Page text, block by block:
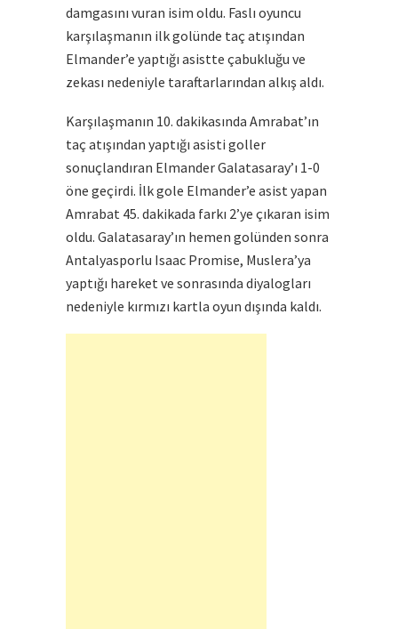
damgasını vuran isim oldu. Faslı oyuncu
karşılaşmanın ilk golünde taç atışından
Elmander’e yaptığı asistte çabukluğu ve
zekası nedeniyle taraftarlarından alkış aldı.
Karşılaşmanın 10. dakikasında Amrabat’ın
taç atışından yaptığı asisti goller
sonuçlandıran Elmander Galatasaray’ı 1-0
öne geçirdi. İlk gole Elmander’e asist yapan
Amrabat 45. dakikada farkı 2’ye çıkaran isim
oldu. Galatasaray’ın hemen golünden sonra
Antalyasporlu Isaac Promise, Muslera’ya
yaptığı hareket ve sonrasında diyalogları
nedeniyle kırmızı kartla oyun dışında kaldı.